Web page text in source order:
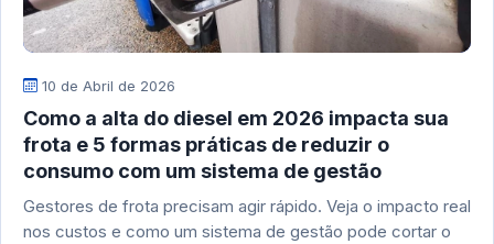
10 de Abril de 2026
Como a alta do diesel em 2026 impacta sua
frota e 5 formas práticas de reduzir o
consumo com um sistema de gestão
Gestores de frota precisam agir rápido. Veja o impacto real
nos custos e como um sistema de gestão pode cortar o